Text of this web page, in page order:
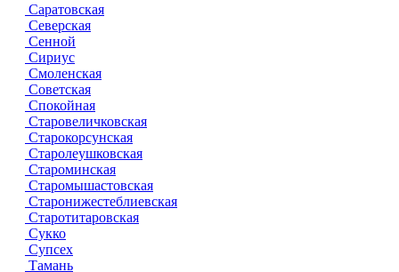
Саратовская
Северская
Сенной
Сириус
Смоленская
Советская
Спокойная
Старовеличковская
Старокорсунская
Старолеушковская
Староминская
Старомышастовская
Старонижестеблиевская
Старотитаровская
Сукко
Супсех
Тамань